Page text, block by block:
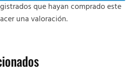
que hayan comprado este
una valoración.